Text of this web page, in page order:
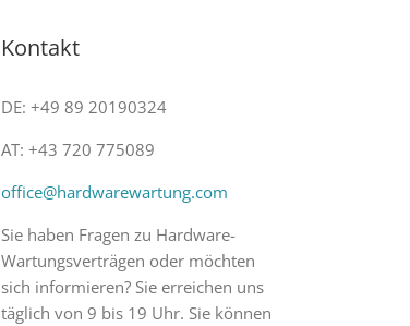
Kontakt
DE: +49 89 20190324
AT: +43 720 775089
office@hardwarewartung.com
Sie haben Fragen zu Hardware-
Wartungsverträgen oder möchten
sich informieren? Sie erreichen uns
täglich von 9 bis 19 Uhr. Sie können